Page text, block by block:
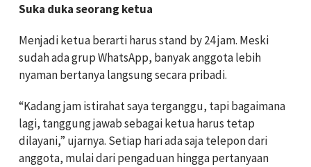
Suka duka seorang ketua
Menjadi ketua berarti harus stand by 24 jam. Meski
sudah ada grup WhatsApp, banyak anggota lebih
nyaman bertanya langsung secara pribadi.
“Kadang jam istirahat saya terganggu, tapi bagaimana
lagi, tanggung jawab sebagai ketua harus tetap
dilayani,” ujarnya. Setiap hari ada saja telepon dari
anggota, mulai dari pengaduan hingga pertanyaan